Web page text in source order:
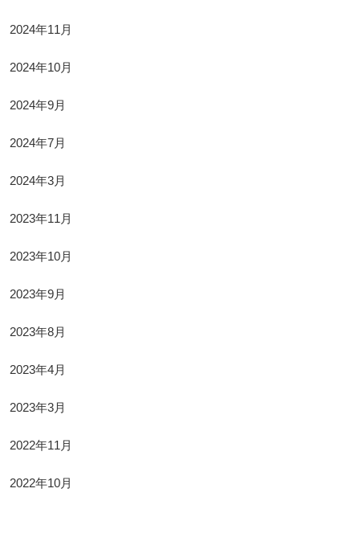
2024年11月
2024年10月
2024年9月
2024年7月
2024年3月
2023年11月
2023年10月
2023年9月
2023年8月
2023年4月
2023年3月
2022年11月
2022年10月